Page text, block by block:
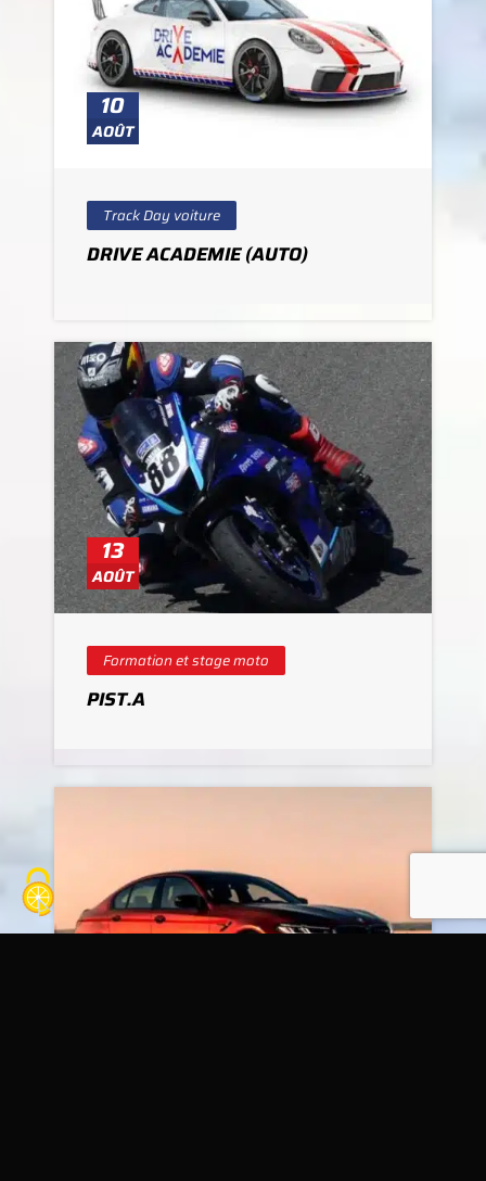
10
AOÛT
Track Day voiture
DRIVE ACADEMIE (AUTO)
13
AOÛT
Formation et stage moto
PIST.A